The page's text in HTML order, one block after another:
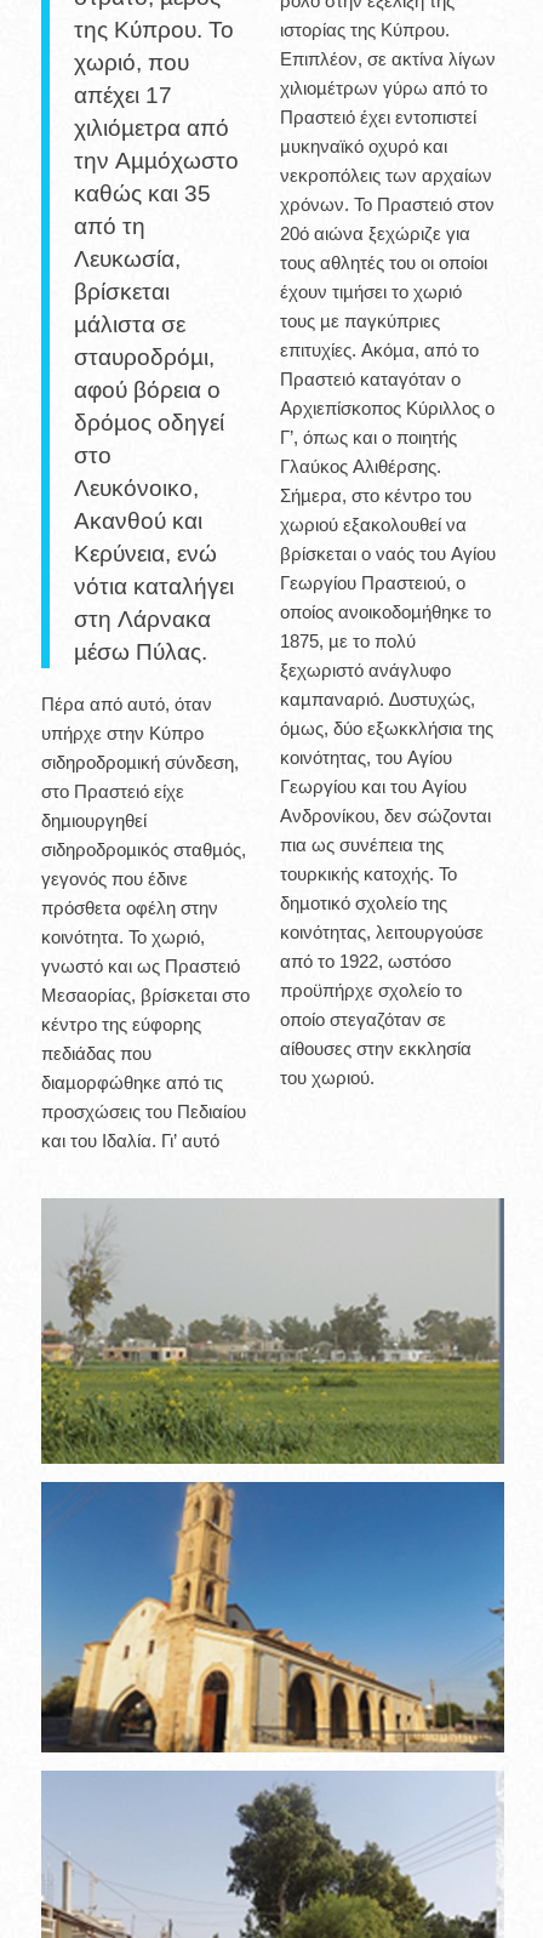
της Κύπρου. Το
χωριό, που
απέχει 17
χιλιόµετρα από
την Αµµόχωστο
καθώς και 35
από τη
Λευκωσία,
βρίσκεται
µάλιστα σε
σταυροδρόµι,
αφού βόρεια ο
δρόµος οδηγεί
στο
Λευκόνοικο,
Ακανθού και
Κερύνεια, ενώ
νότια καταλήγει
στη Λάρνακα
µέσω Πύλας.
Πέρα από αυτό, όταν
υπήρχε στην Κύπρο
σιδηροδροµική σύνδεση,
στο Πραστειό είχε
δηµιουργηθεί
σιδηροδροµικός σταθµός,
γεγονός που έδινε
πρόσθετα οφέλη στην
κοινότητα. Το χωριό,
γνωστό και ως Πραστειό
Μεσαορίας, βρίσκεται στο
κέντρο της εύφορης
πεδιάδας που
διαµορφώθηκε από τις
προσχώσεις του Πεδιαίου
και του Ιδαλία. Γι’ αυτό
ιστορίας της Κύπρου.
Επιπλέον, σε ακτίνα λίγων
χιλιοµέτρων γύρω από το
Πραστειό έχει εντοπιστεί
µυκηναϊκό οχυρό και
νεκροπόλεις των αρχαίων
χρόνων. Το Πραστειό στον
20ό αιώνα ξεχώριζε για
τους αθλητές του οι οποίοι
έχουν τιµήσει το χωριό
τους µε παγκύπριες
επιτυχίες. Ακόµα, από το
Πραστειό καταγόταν ο
Αρχιεπίσκοπος Κύριλλος ο
Γ’, όπως και ο ποιητής
Γλαύκος Αλιθέρσης.
Σήµερα, στο κέντρο του
χωριού εξακολουθεί να
βρίσκεται ο ναός του Αγίου
Γεωργίου Πραστειού, ο
οποίος ανοικοδοµήθηκε το
1875, µε το πολύ
ξεχωριστό ανάγλυφο
καµπαναριό. ∆υστυχώς,
όµως, δύο εξωκκλήσια της
κοινότητας, του Αγίου
Γεωργίου και του Αγίου
Ανδρονίκου, δεν σώζονται
πια ως συνέπεια της
τουρκικής κατοχής. Το
δηµοτικό σχολείο της
κοινότητας, λειτουργούσε
από το 1922, ωστόσο
προϋπήρχε σχολείο το
οποίο στεγαζόταν σε
αίθουσες στην εκκλησία
του χωριού.